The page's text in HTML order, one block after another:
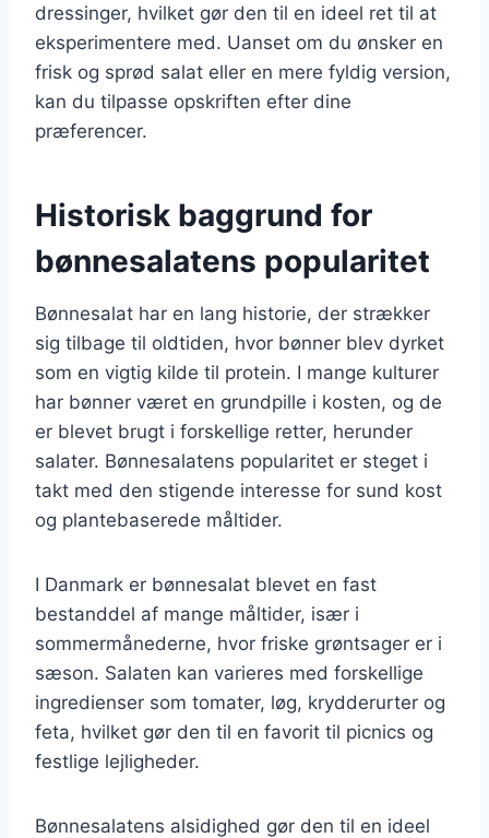
dressinger, hvilket gør den til en ideel ret til at
eksperimentere med. Uanset om du ønsker en
frisk og sprød salat eller en mere fyldig version,
kan du tilpasse opskriften efter dine
præferencer.
Historisk baggrund for
bønnesalatens popularitet
Bønnesalat har en lang historie, der strækker
sig tilbage til oldtiden, hvor bønner blev dyrket
som en vigtig kilde til protein. I mange kulturer
har bønner været en grundpille i kosten, og de
er blevet brugt i forskellige retter, herunder
salater. Bønnesalatens popularitet er steget i
takt med den stigende interesse for sund kost
og plantebaserede måltider.
I Danmark er bønnesalat blevet en fast
bestanddel af mange måltider, især i
sommermånederne, hvor friske grøntsager er i
sæson. Salaten kan varieres med forskellige
ingredienser som tomater, løg, krydderurter og
feta, hvilket gør den til en favorit til picnics og
festlige lejligheder.
Bønnesalatens alsidighed gør den til en ideel